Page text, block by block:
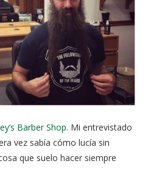
Barber Shop. Mi entrevistado
vez sabía cómo lucía sin
que suelo hacer siempre